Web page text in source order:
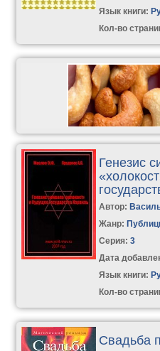
Язык книги:
Кол-во
Генезис
Автор:
Жанр:
Серия:3
Дата
Язык книги:
Кол-во
Свадьба